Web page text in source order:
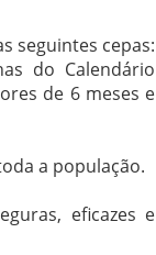
seguintes cepas:
do Calendário
de 6 meses e
a população.
eficazes e